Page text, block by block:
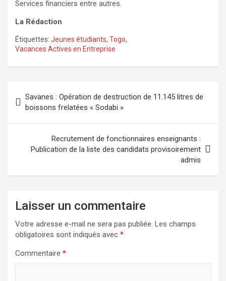
Services financiers entre autres.
La Rédaction
Étiquettes: Jeunes étudiants, Togo,
Vacances Actives en Entreprise
de
l’article
Savanes : Opération de destruction de 11.145 litres de
boissons frelatées « Sodabi »
Recrutement de fonctionnaires enseignants :
Publication de la liste des candidats provisoirement
admis
Laisser un commentaire
Votre adresse e-mail ne sera pas publiée. Les champs
obligatoires sont indiqués avec *
Commentaire *